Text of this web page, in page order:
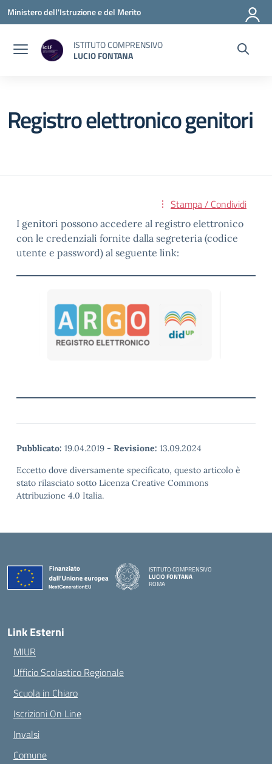
Vai ai contenuti
Vai al menu di navigazione
Vai al footer
Ministero dell'Istruzione e del Merito
ISTITUTO COMPRENSIVO
LUCIO FONTANA
Registro elettronico genitori
Stampa / Condividi
I genitori possono accedere al registro elettronico
con le credenziali fornite dalla segreteria (codice
utente e password) al seguente link:
Pubblicato: 19.04.2019 - Revisione: 13.09.2024
Eccetto dove diversamente specificato, questo articolo è
stato rilasciato sotto Licenza Creative Commons
Attribuzione 4.0 Italia.
ISTITUTO COMPRENSIVO
LUCIO FONTANA
ROMA
Link Esterni
MIUR
Ufficio Scolastico Regionale
Scuola in Chiaro
Iscrizioni On Line
Invalsi
Comune